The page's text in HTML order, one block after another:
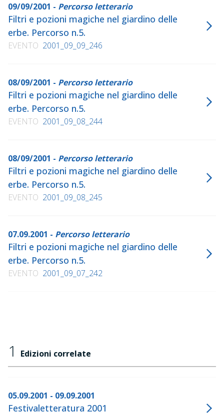
09/09/2001 - Percorso letterario
Filtri e pozioni magiche nel giardino delle
erbe. Percorso n.5.
EVENTO 2001_09_09_246
08/09/2001 - Percorso letterario
Filtri e pozioni magiche nel giardino delle
erbe. Percorso n.5.
EVENTO 2001_09_08_244
08/09/2001 - Percorso letterario
Filtri e pozioni magiche nel giardino delle
erbe. Percorso n.5.
EVENTO 2001_09_08_245
07.09.2001 - Percorso letterario
Filtri e pozioni magiche nel giardino delle
erbe. Percorso n.5.
EVENTO 2001_09_07_242
1 Edizioni correlate
05.09.2001 - 09.09.2001
Festivaletteratura 2001